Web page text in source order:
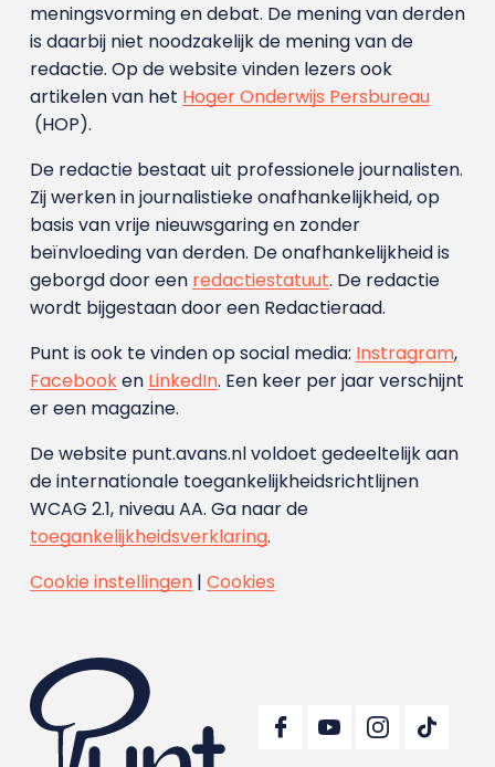
meningsvorming en debat. De mening van derden
is daarbij niet noodzakelijk de mening van de
redactie. Op de website vinden lezers ook
artikelen van het Hoger Onderwijs Persbureau
(HOP).
De redactie bestaat uit professionele journalisten.
Zij werken in journalistieke onafhankelijkheid, op
basis van vrije nieuwsgaring en zonder
beïnvloeding van derden. De onafhankelijkheid is
geborgd door een redactiestatuut. De redactie
wordt bijgestaan door een Redactieraad.
Punt is ook te vinden op social media: Instragram,
Facebooken LinkedIn. Een keer per jaar verschijnt
er een magazine.
De website punt.avans.nl voldoet gedeeltelijk aan
de internationale toegankelijkheidsrichtlijnen
WCAG 2.1, niveau AA. Ga naar de
toegankelijkheidsverklaring.
Cookie instellingen| Cookies